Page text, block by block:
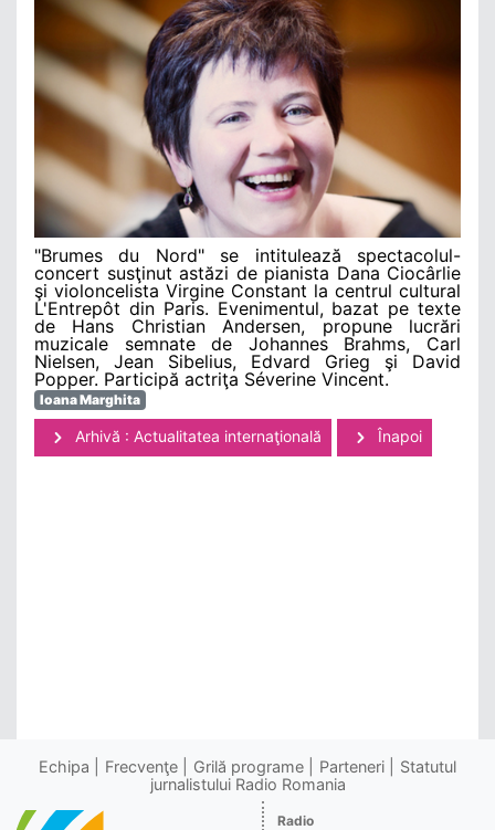
"Brumes du Nord" se intitulează spectacolul-
concert susţinut astăzi de pianista Dana Ciocârlie
şi violoncelista Virgine Constant la centrul cultural
L'Entrepôt din Paris. Evenimentul, bazat pe texte
de Hans Christian Andersen, propune lucrări
muzicale semnate de Johannes Brahms, Carl
Nielsen, Jean Sibelius, Edvard Grieg şi David
Popper. Participă actriţa Séverine Vincent.
Ioana Marghita
Arhivă : Actualitatea internaţională Înapoi
Echipa Frecvenţe Grilă programe Parteneri
Statutul
jurnalistului Radio Romania
Radio